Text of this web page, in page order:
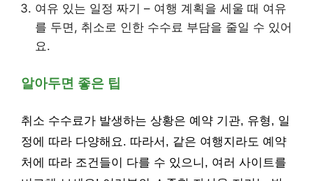
여유 있는 일정 짜기 – 여행 계획을 세울 때 여유
를 두면, 취소로 인한 수수료 부담을 줄일 수 있어
요.
알아두면 좋은 팁
취소 수수료가 발생하는 상황은 예약 기관, 유형, 일
정에 따라 다양해요. 따라서, 같은 여행지라도 예약
처에 따라 조건들이 다를 수 있으니, 여러 사이트를